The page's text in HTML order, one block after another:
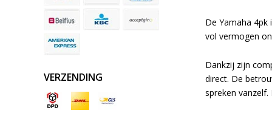
VERZENDING
De Yamaha
vol vermogen
Dankzij zijn
direct. De
spreken